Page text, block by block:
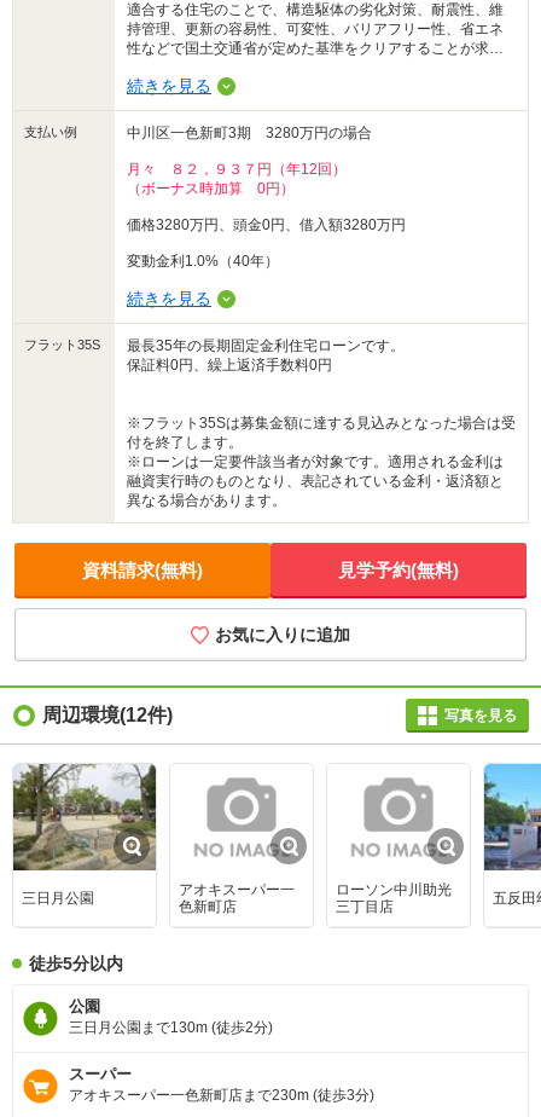
適合する住宅のことで、構造駆体の劣化対策、耐震性、維
持管理、更新の容易性、可変性、バリアフリー性、省エネ
性などで国土交通省が定めた基準をクリアすることが求め
続きを見る
支払い例 中川区一色新町3期 3280万円の場合
月々 ８２，９３７円（年12回）
（ボーナス時加算 0円）
価格3280万円、頭金0円、借入額3280万円
変動金利1.0%（40年）
続きを見る
フラット35S
最長35年の長期固定金利住宅ローンです。
保証料0円、繰上返済手数料0円
※フラット35Sは募集金額に達する見込みとなった場合は受
付を終了します。
※ローンは一定要件該当者が対象です。適用される金利は
融資実行時のものとなり、表記されている金利・返済額と
異なる場合があります。
資料請求(無料) 見学予約(無料)
お気に入りに追加
周辺環境(12件) 写真を見る
三日月公園
アオキスーパー一
色新町店
ローソン中川助光
三丁目店
五反田
徒歩5分以内
公園
三日月公園まで130m (徒歩2分)
スーパー
アオキスーパー一色新町店まで230m (徒歩3分)